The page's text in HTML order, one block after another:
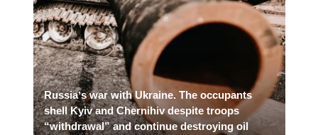
Russiaʼs war with Ukraine. The occupants
shell Kyiv and Chernihiv despite troops
“withdrawal” and continue destroying oil